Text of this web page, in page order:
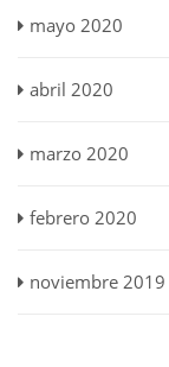
mayo 2020
abril 2020
marzo 2020
febrero 2020
noviembre 2019